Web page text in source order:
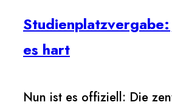
es hart
Nun ist es offiziell: Die